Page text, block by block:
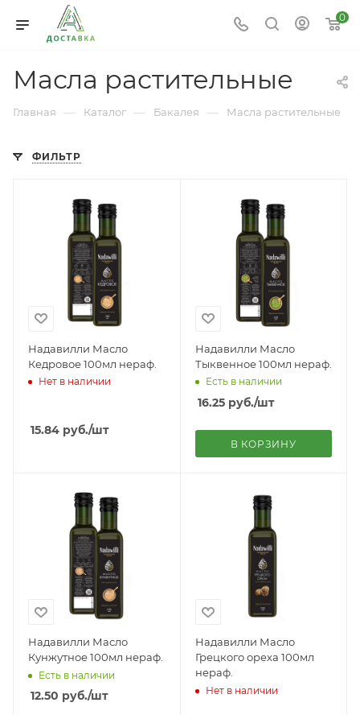
0
Масла растительные
Главная — Каталог — Бакалея — Масла растительные
ФИЛЬТР
Надавилли Масло
Кедровое 100мл нераф.
Нет в наличии
15.84 руб./шт
Надавилли Масло
Тыквенное 100мл нераф.
Есть в наличии
16.25руб./шт
В КОРЗИНУ
Надавилли Масло
Кунжутное 100мл нераф.
Есть в наличии
12.50 руб./шт
Надавилли Масло
Грецкого ореха 100мл
нераф.
Нет в наличии